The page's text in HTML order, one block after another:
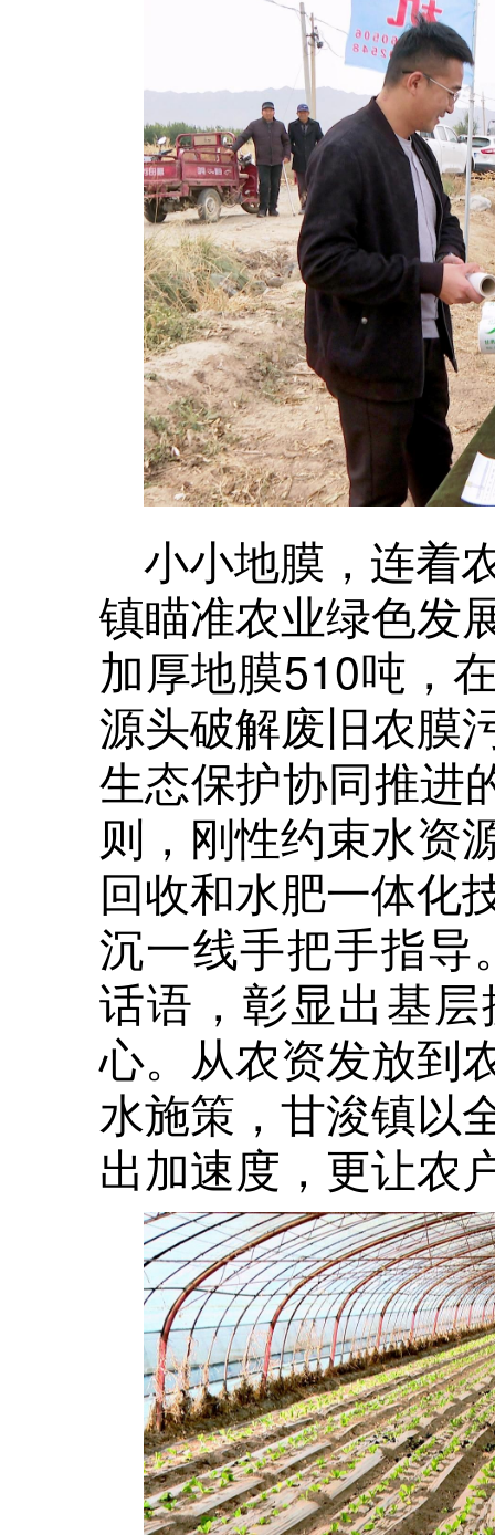
小小地膜，连着
镇瞄准农业绿色发
加厚地膜510吨，
源头破解废旧农膜
生态保护协同推进
则，刚性约束水资
回收和水肥一体化
沉一线手把手指导
话语，彰显出基
心。从农资发放到
水施策，甘浚镇以
出加速度，更让农